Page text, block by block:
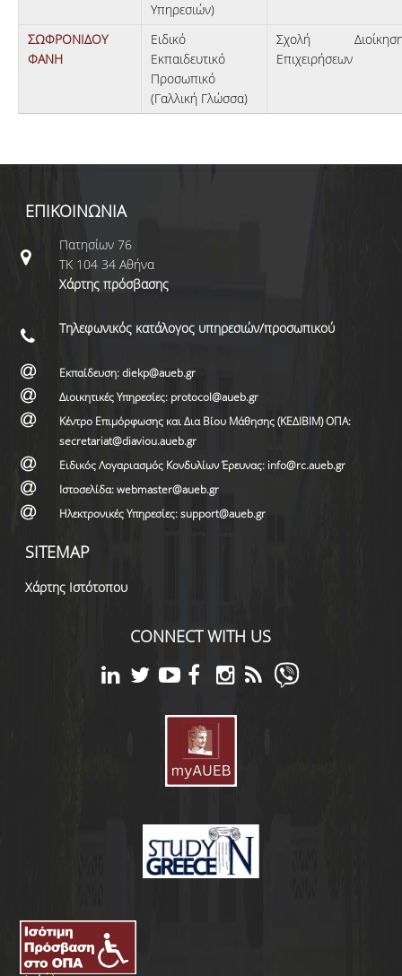
Υπηρεσιών)
ΣΩΦΡΟΝΙΔΟΥ
ΦΑΝΗ
Ειδικό
Εκπαιδευτικό
Προσωπικό
(Γαλλική Γλώσσα)
Σχολή
Επιχειρήσεων
ΕΠΙΚΟΙΝΩΝΙΑ
Πατησίων 76
ΤΚ 104 34 Αθήνα
Χάρτης πρόσβασης
Τηλεφωνικός κατάλογος υπηρεσιών/προσωπικού
Εκπαίδευση: diekp@aueb.gr
Διοικητικές Υπηρεσίες: protocol@aueb.gr
Κέντρο Επιμόρφωσης και Δια Βίου Μάθησης (ΚΕΔΙΒΙΜ) ΟΠΑ:
secretariat@diaviou.aueb.gr
Ειδικός Λογαριασμός Κονδυλίων Έρευνας: info@rc.aueb.gr
Ιστοσελίδα: webmaster@aueb.gr
Ηλεκτρονικές Υπηρεσίες: support@aueb.gr
SITEMAP
Χάρτης Ιστότοπου
CONNECT WITH US